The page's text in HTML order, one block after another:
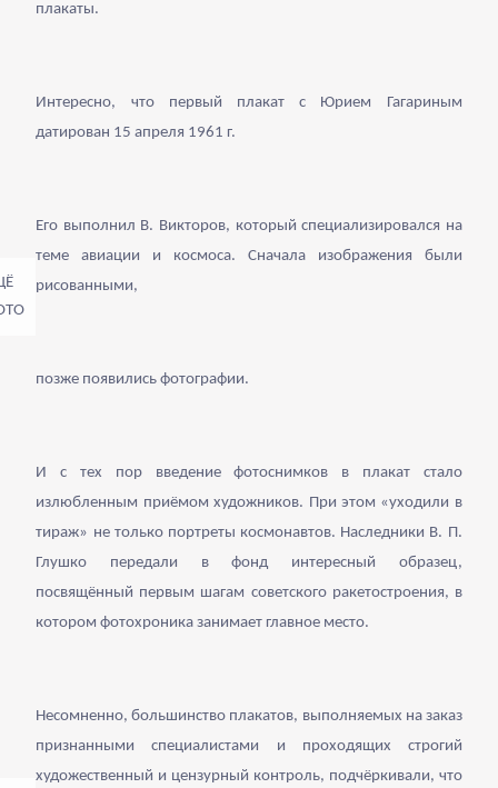
плакаты.
Интересно, что первый плакат с Юрием Гагариным
датирован 15 апреля 1961 г.
Его выполнил В. Викторов, который специализировался на
теме авиации и космоса. Сначала изображения были
рисованными,
позже появились фотографии.
И с тех пор введение фотоснимков в плакат стало
излюбленным приёмом художников. При этом «уходили в
тираж» не только портреты космонавтов. Наследники В. П.
Глушко передали в фонд интересный образец,
посвящённый первым шагам советского ракетостроения, в
котором фотохроника занимает главное место.
Несомненно, большинство плакатов, выполняемых на заказ
признанными специалистами и проходящих строгий
художественный и цензурный контроль, подчёркивали, что